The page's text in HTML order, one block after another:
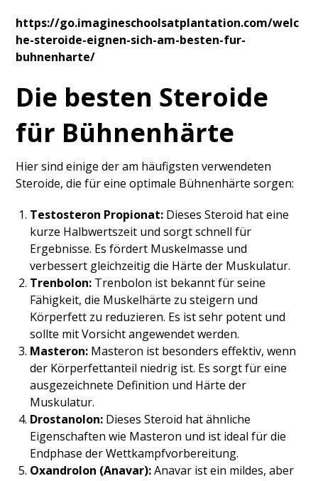
https://go.imagineschoolsatplantation.com/welc
he-steroide-eignen-sich-am-besten-fur-
buhnenharte/
Die besten Steroide
für Bühnenhärte
Hier sind einige der am häufigsten verwendeten
Steroide, die für eine optimale Bühnenhärte sorgen:
Testosteron Propionat: Dieses Steroid hat eine
kurze Halbwertszeit und sorgt schnell für
Ergebnisse. Es fördert Muskelmasse und
verbessert gleichzeitig die Härte der Muskulatur.
Trenbolon: Trenbolon ist bekannt für seine
Fähigkeit, die Muskelhärte zu steigern und
Körperfett zu reduzieren. Es ist sehr potent und
sollte mit Vorsicht angewendet werden.
Masteron: Masteron ist besonders effektiv, wenn
der Körperfettanteil niedrig ist. Es sorgt für eine
ausgezeichnete Definition und Härte der
Muskulatur.
Drostanolon: Dieses Steroid hat ähnliche
Eigenschaften wie Masteron und ist ideal für die
Endphase der Wettkampfvorbereitung.
Oxandrolon (Anavar):Anavar ist ein mildes, aber